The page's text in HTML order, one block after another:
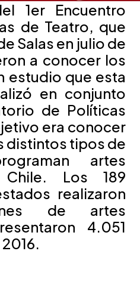
1er Encuentro
de Teatro, que
Salas en julio de
a conocer los
estudio que esta
en conjunto
de Políticas
era conocer
distintos tipos de
artes
Los 189
realizaron
de artes
4.051